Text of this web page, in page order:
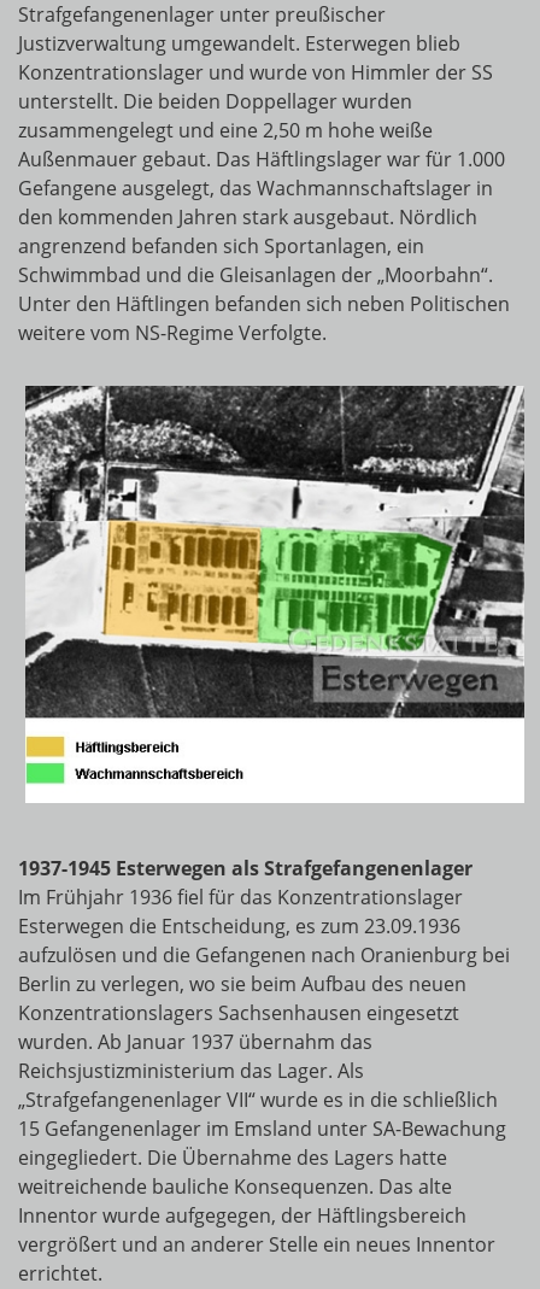
Strafgefangenenlager unter preußischer
Justizverwaltung umgewandelt. Esterwegen blieb
Konzentrationslager und wurde von Himmler der SS
unterstellt. Die beiden Doppellager wurden
zusammengelegt und eine 2,50 m hohe weiße
Außenmauer gebaut. Das Häftlingslager war für 1.000
Gefangene ausgelegt, das Wachmannschaftslager in
den kommenden Jahren stark ausgebaut. Nördlich
angrenzend befanden sich Sportanlagen, ein
Schwimmbad und die Gleisanlagen der „Moorbahn“.
Unter den Häftlingen befanden sich neben Politischen
weitere vom NS-Regime Verfolgte.
1937-1945 Esterwegen als Strafgefangenenlager
Im Frühjahr 1936 fiel für das Konzentrationslager
Esterwegen die Entscheidung, es zum 23.09.1936
aufzulösen und die Gefangenen nach Oranienburg bei
Berlin zu verlegen, wo sie beim Aufbau des neuen
Konzentrationslagers Sachsenhausen eingesetzt
wurden. Ab Januar 1937 übernahm das
Reichsjustizministerium das Lager. Als
„Strafgefangenenlager VII“ wurde es in die schließlich
15 Gefangenenlager im Emsland unter SA-Bewachung
eingegliedert. Die Übernahme des Lagers hatte
weitreichende bauliche Konsequenzen. Das alte
Innentor wurde aufgegegen, der Häftlingsbereich
vergrößert und an anderer Stelle ein neues Innentor
errichtet.